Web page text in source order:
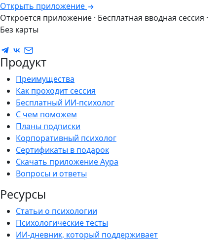
Открыть приложение
Откроется приложение · Бесплатная вводная сессия ·
Без карты
Продукт
Преимущества
Как проходит сессия
Бесплатный ИИ-психолог
С чем поможем
Планы подписки
Корпоративный психолог
Сертификаты в подарок
Скачать приложение Аура
Вопросы и ответы
Ресурсы
Статьи о психологии
Психологические тесты
ИИ-дневник, который поддерживает